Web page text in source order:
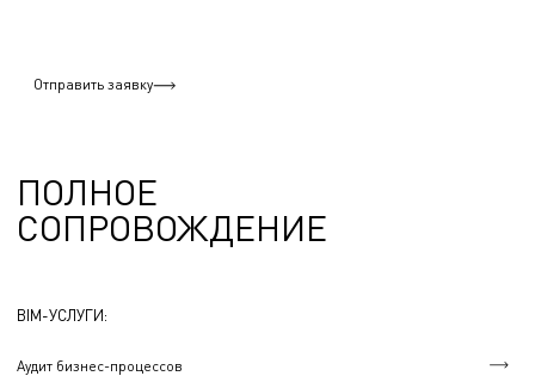
Отправить заявку
ПОЛНОЕ
СОПРОВОЖДЕНИЕ
BIM-УСЛУГИ:
Аудит бизнес-процессов